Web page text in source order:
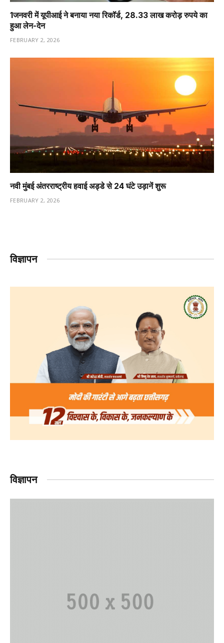
1️जनवरी में यूपीआई ने बनाया नया रिकॉर्ड, 28.33 लाख करोड़ रुपये का
हुआ लेन-देन
FEBRUARY 2, 2026
नवी मुंबई अंतरराष्ट्रीय हवाई अड्डे से 24 घंटे उड़ानें शुरू
FEBRUARY 2, 2026
विज्ञापन
विज्ञापन